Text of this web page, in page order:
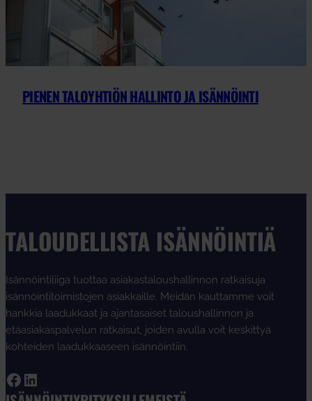
PIENEN TALOYHTIÖN HALLINTO JA ISÄNNÖINTI
TALOUDELLISTA ISÄNNÖINTIÄ
Isännöintiliiga tuottaa asiakastaloushallinnon ratkaisuja
isännöintitoimistojen asiakkaille. Meidän kauttamme voit
hankkia laadukkaat ja ajantasaiset taloushallinnon ja
etäasiakaspalvelun ratkaisut, joiden avulla voit keskittyä
kohteiden laadukkaaseen isännöintiin.
Facebook LinkedIn